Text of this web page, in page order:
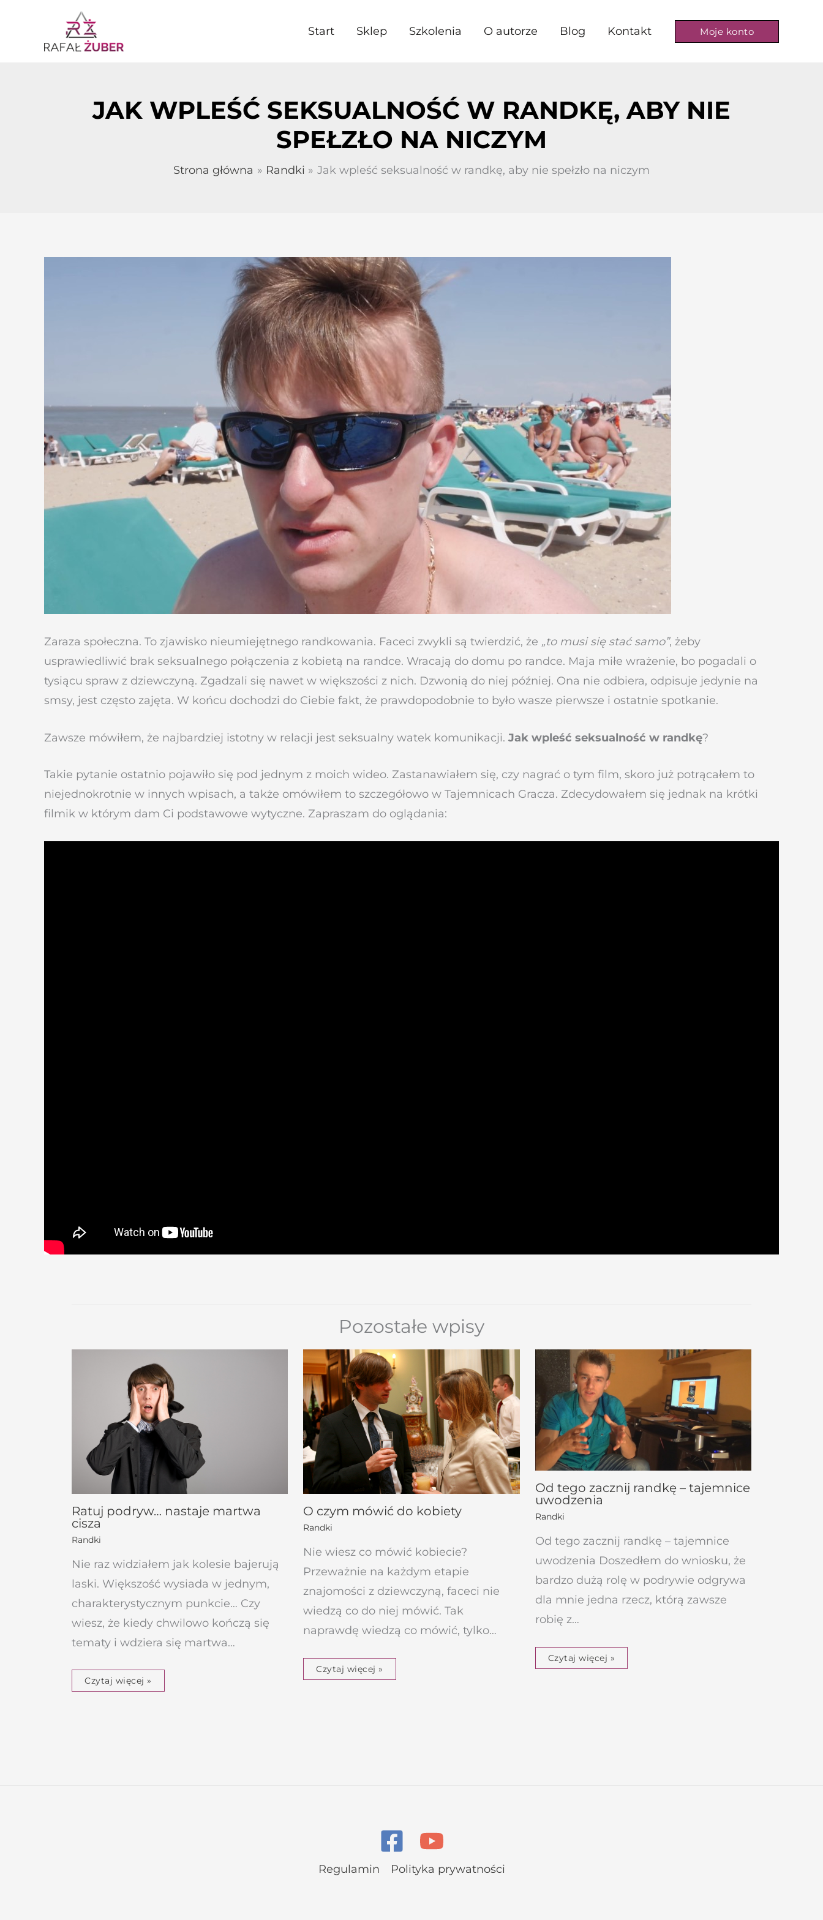
Start Sklep Szkolenia O autorze Blog Kontakt Moje konto
JAK WPLEŚĆ SEKSUALNOŚĆ W RANDKĘ, ABY NIE
SPEŁZŁO NA NICZYM
Strona główna Randki Jak wpleść seksualność w randkę, aby nie spełzło na niczym
Zaraza społeczna. To zjawisko nieumiejętnego randkowania. Faceci zwykli są twierdzić, że „to musi się stać samo”, żeby
usprawiedliwić brak seksualnego połączenia z kobietą na randce. Wracają do domu po randce. Maja miłe wrażenie, bo pogadali o
tysiącu spraw z dziewczyną. Zgadzali się nawet w większości z nich. Dzwonią do niej później. Ona nie odbiera, odpisuje jedynie na
smsy, jest często zajęta. W końcu dochodzi do Ciebie fakt, że prawdopodobnie to było wasze pierwsze i ostatnie spotkanie.
Zawsze mówiłem, że najbardziej istotny w relacji jest seksualny watek komunikacji. Jak wpleść seksualność w randkę?
Takie pytanie ostatnio pojawiło się pod jednym z moich wideo. Zastanawiałem się, czy nagrać o tym film, skoro już potrącałem to
niejednokrotnie w innych wpisach, a także omówiłem to szczegółowo w Tajemnicach Gracza. Zdecydowałem się jednak na krótki
filmik w którym dam Ci podstawowe wytyczne. Zapraszam do oglądania:
Pozostałe wpisy
Ratuj podryw… nastaje martwa
cisza
Randki
Nie raz widziałem jak kolesie bajerują
laski. Większość wysiada w jednym,
charakterystycznym punkcie… Czy
wiesz, że kiedy chwilowo kończą się
tematy i wdziera się martwa…
Czytaj więcej »
O czym mówić do kobiety
Randki
Nie wiesz co mówić kobiecie?
Przeważnie na każdym etapie
znajomości z dziewczyną, faceci nie
wiedzą co do niej mówić. Tak
naprawdę wiedzą co mówić, tylko…
Czytaj więcej »
Od tego zacznij randkę – tajemnice
uwodzenia
Randki
Od tego zacznij randkę – tajemnice
uwodzenia Doszedłem do wniosku, że
bardzo dużą rolę w podrywie odgrywa
dla mnie jedna rzecz, którą zawsze
robię z…
Czytaj więcej »
Regulamin Polityka prywatności